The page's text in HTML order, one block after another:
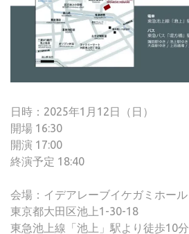
日時：2025年1月12日（日）
開場 16:30
開演 17:00
終演予定 18:40
会場：イデアレーブイケガミホール
東京都大田区池上1-30-18
東急池上線「池上」駅より徒歩10分